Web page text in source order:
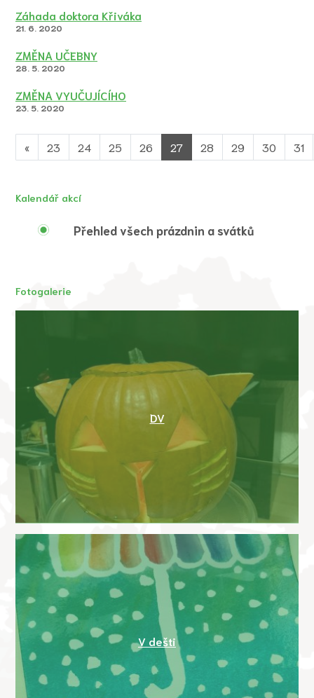
Záhada doktora Křiváka
21. 6. 2020
ZMĚNA UČEBNY
28. 5. 2020
ZMĚNA VYUČUJÍCÍHO
23. 5. 2020
« 23 24 25 26 27 28 29 30 31
Kalendář akcí
Přehled všech prázdnin a svátků
Fotogalerie
DV
V dešti